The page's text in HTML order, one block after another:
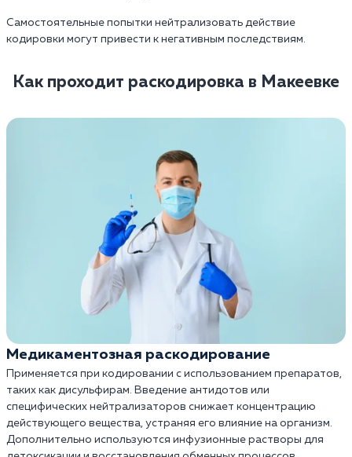
Самостоятельные попытки нейтрализовать действие
кодировки могут привести к негативным последствиям.
Как проходит раскодировка в Макеевке
Медикаментозная раскодирование
Применяется при кодировании с использованием препаратов,
таких как дисульфирам. Введение антидотов или
специфических нейтрализаторов снижает концентрацию
действующего вещества, устраняя его влияние на организм.
Дополнительно используются инфузионные растворы для